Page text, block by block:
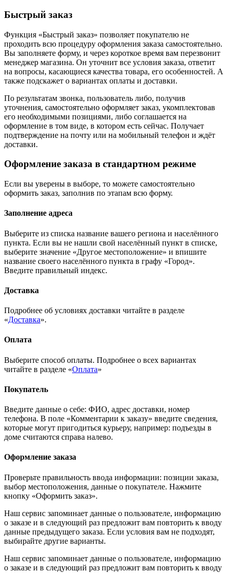
Быстрый заказ
Функция «Быстрый заказ» позволяет покупателю не
проходить всю процедуру оформления заказа самостоятельно.
Вы заполняете форму, и через короткое время вам перезвонит
менеджер магазина. Он уточнит все условия заказа, ответит
на вопросы, касающиеся качества товара, его особенностей. А
также подскажет о вариантах оплаты и доставки.
По результатам звонка, пользователь либо, получив
уточнения, самостоятельно оформляет заказ, укомплектовав
его необходимыми позициями, либо соглашается на
оформление в том виде, в котором есть сейчас. Получает
подтверждение на почту или на мобильный телефон и ждёт
доставки.
Оформление заказа в стандартном режиме
Если вы уверены в выборе, то можете самостоятельно
оформить заказ, заполнив по этапам всю форму.
Заполнение адреса
Выберите из списка название вашего региона и населённого
пункта. Если вы не нашли свой населённый пункт в списке,
выберите значение «Другое местоположение» и впишите
название своего населённого пункта в графу «Город».
Введите правильный индекс.
Доставка
Подробнее об условиях доставки читайте в разделе
«Доставка».
Оплата
Выберите способ оплаты. Подробнее о всех вариантах
читайте в разделе «Оплата»
Покупатель
Введите данные о себе: ФИО, адрес доставки, номер
телефона. В поле «Комментарии к заказу» введите сведения,
которые могут пригодиться курьеру, например: подъезды в
доме считаются справа налево.
Оформление заказа
Проверьте правильность ввода информации: позиции заказа,
выбор местоположения, данные о покупателе. Нажмите
кнопку «Оформить заказ».
Наш сервис запоминает данные о пользователе, информацию
о заказе и в следующий раз предложит вам повторить к вводу
данные предыдущего заказа. Если условия вам не подходят,
выбирайте другие варианты.
Наш сервис запоминает данные о пользователе, информацию
о заказе и в следующий раз предложит вам повторить к вводу